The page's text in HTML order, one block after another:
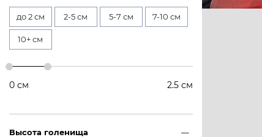
до 2 см 2-5 см 5-7 см 7-10 см
10+ см
0 см 2.5 см
Высота голенища